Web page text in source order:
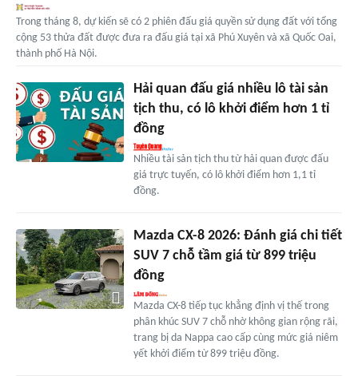
Trong tháng 8, dự kiến sẽ có 2 phiên đấu giá quyền sử dụng đất với tổng
cộng 53 thửa đất được đưa ra đấu giá tại xã Phú Xuyên và xã Quốc Oai,
thành phố Hà Nội.
Hải quan đấu giá nhiều lô tài sản
tịch thu, có lô khởi điểm hơn 1 tỉ
đồng
Nhiều tài sản tịch thu từ hải quan được đấu
giá trực tuyến, có lô khởi điểm hơn 1,1 tỉ
đồng.
Mazda CX-8 2026: Đánh giá chi tiết
SUV 7 chỗ tầm giá từ 899 triệu
đồng
Mazda CX-8 tiếp tục khẳng định vị thế trong
phân khúc SUV 7 chỗ nhờ không gian rộng rãi,
trang bị da Nappa cao cấp cùng mức giá niêm
yết khởi điểm từ 899 triệu đồng.